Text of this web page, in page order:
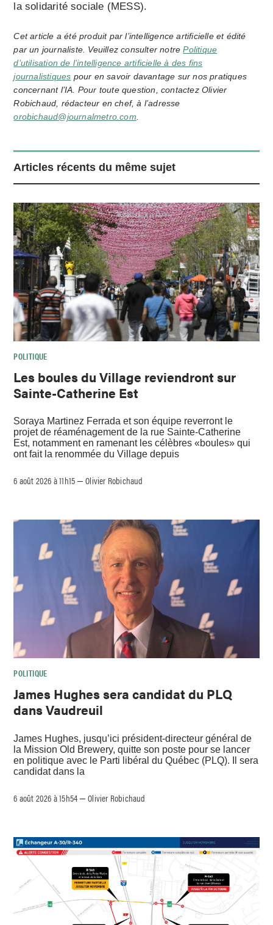
la solidarité sociale (MESS).
Cet article a été produit par l’intelligence artificielle et édité
par un journaliste. Veuillez consulter notrePolitique
d’utilisation de l’intelligence artificielle à des fins
journalistiques pour en savoir davantage sur nos pratiques
concernant l’IA. Pour toute question, contactez Olivier
Robichaud, rédacteur en chef, à l’adresse
orobichaud@journalmetro.com.
Articles récents du même sujet
POLITIQUE
Les boules du Village reviendront sur
Sainte-Catherine Est
Soraya Martinez Ferrada et son équipe reverront le
projet de réaménagement de la rue Sainte-Catherine
Est, notamment en ramenant les célèbres «boules» qui
ont fait la renommée du Village depuis
6 août 2026 à 11h15 –Olivier Robichaud
POLITIQUE
James Hughes sera candidat du PLQ
dans Vaudreuil
James Hughes, jusqu’ici président-directeur général de
la Mission Old Brewery, quitte son poste pour se lancer
en politique avec le Parti libéral du Québec (PLQ). Il sera
candidat dans la
6 août 2026 à 15h54 –Olivier Robichaud